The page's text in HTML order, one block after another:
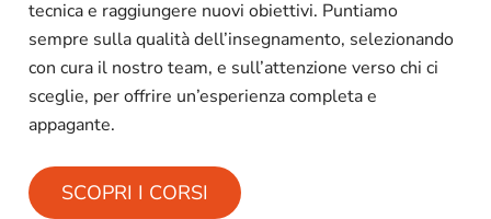
tecnica e raggiungere nuovi obiettivi. Puntiamo
sempre sulla qualità dell’insegnamento, selezionando
con cura il nostro team, e sull’attenzione verso chi ci
sceglie, per offrire un’esperienza completa e
appagante.
SCOPRI I CORSI